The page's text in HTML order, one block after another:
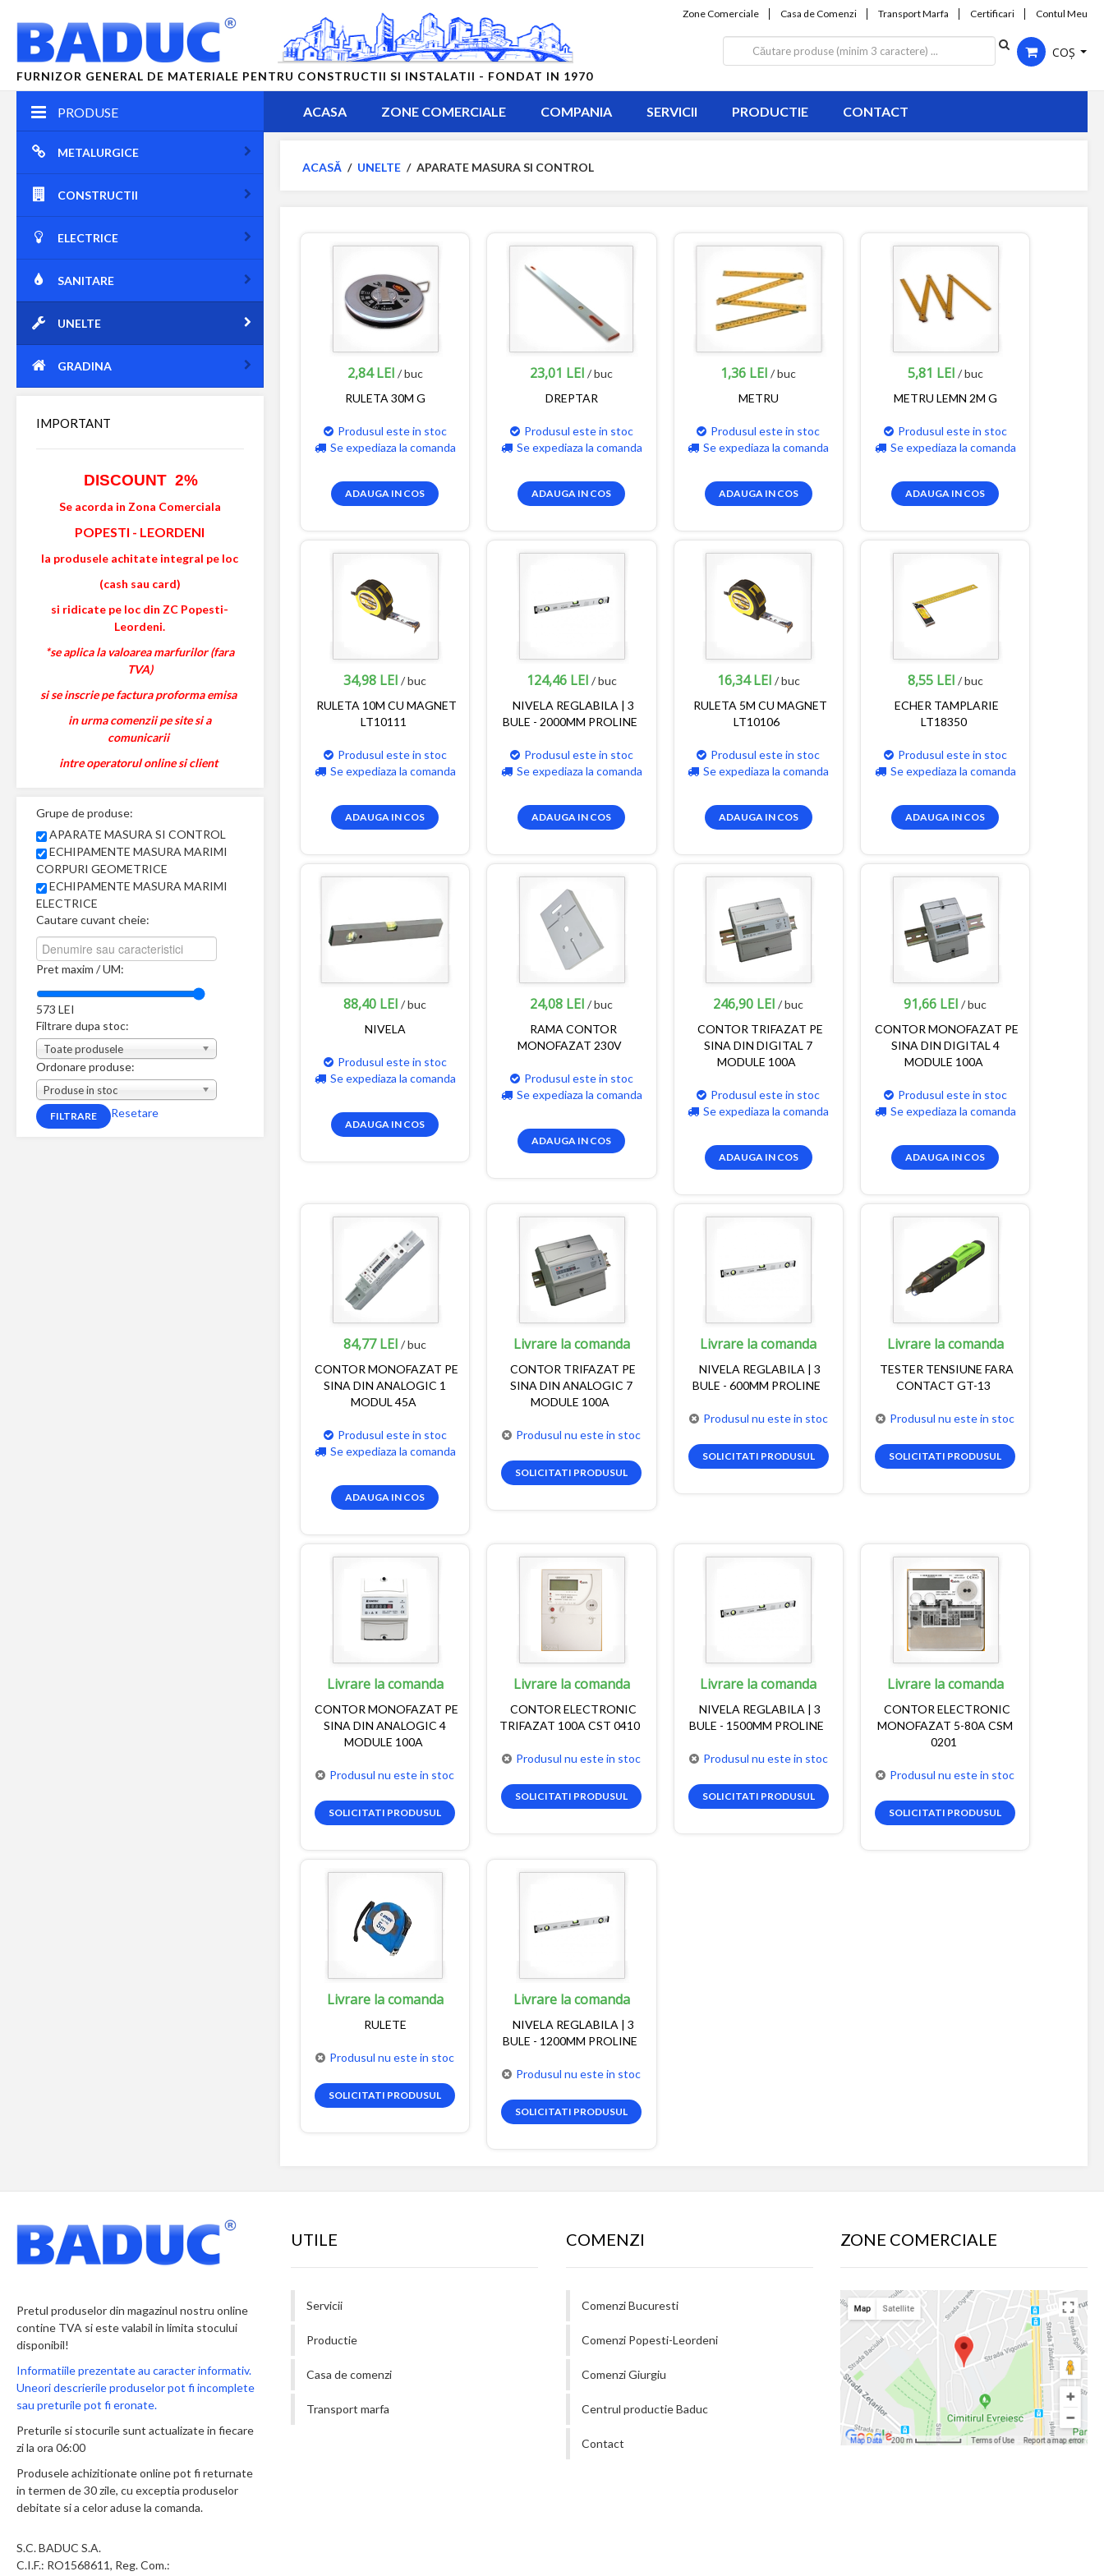
FURNIZOR GENERAL DE MATERIALE PENTRU CONSTRUCTII SI INSTALATII - FONDAT IN 1970
Zone Comerciale Casa de Comenzi Transport Marfa Certificari Contul Meu
COȘ
PRODUSE
METALURGICE
CONSTRUCTII
ELECTRICE
SANITARE
UNELTE
GRADINA
IMPORTANT
DISCOUNT 2%
Se acorda in Zona Comerciala
POPESTI - LEORDENI
la produsele achitate integral pe loc
(cash sau card)
si ridicate pe loc din ZC Popesti-
Leordeni.
*se aplica la valoarea marfurilor (fara
TVA)
si se inscrie pe factura proforma emisa
in urma comenzii pe site si a
comunicarii
intre operatorul online si client
Grupe de produse:
APARATE MASURA SI CONTROL
ECHIPAMENTE MASURA MARIMI
CORPURI GEOMETRICE
ECHIPAMENTE MASURA MARIMI
ELECTRICE
Cautare cuvant cheie:
Pret maxim / UM:
573 LEI
Filtrare dupa stoc:
Toate produsele
Ordonare produse:
Produse in stoc
Resetare
ACASA ZONE COMERCIALE COMPANIA SERVICII PRODUCTIE CONTACT
ACASĂ / UNELTE / APARATE MASURA SI CONTROL
2,84 LEI / buc
RULETA 30M G
Produsul este in stoc
Se expediaza la comanda
ADAUGA IN COS
23,01 LEI / buc
DREPTAR
Produsul este in stoc
Se expediaza la comanda
ADAUGA IN COS
1,36 LEI / buc
METRU
Produsul este in stoc
Se expediaza la comanda
ADAUGA IN COS
5,81 LEI / buc
METRU LEMN 2M G
Produsul este in stoc
Se expediaza la comanda
ADAUGA IN COS
34,98 LEI / buc
RULETA 10M CU MAGNET
LT10111
Produsul este in stoc
Se expediaza la comanda
ADAUGA IN COS
124,46 LEI / buc
NIVELA REGLABILA | 3
BULE - 2000MM PROLINE
Produsul este in stoc
Se expediaza la comanda
ADAUGA IN COS
16,34 LEI / buc
RULETA 5M CU MAGNET
LT10106
Produsul este in stoc
Se expediaza la comanda
ADAUGA IN COS
8,55 LEI / buc
ECHER TAMPLARIE
LT18350
Produsul este in stoc
Se expediaza la comanda
ADAUGA IN COS
88,40 LEI / buc
NIVELA
Produsul este in stoc
Se expediaza la comanda
ADAUGA IN COS
24,08 LEI / buc
RAMA CONTOR
MONOFAZAT 230V
Produsul este in stoc
Se expediaza la comanda
ADAUGA IN COS
246,90 LEI / buc
CONTOR TRIFAZAT PE
SINA DIN DIGITAL 7
MODULE 100A
Produsul este in stoc
Se expediaza la comanda
ADAUGA IN COS
91,66 LEI / buc
CONTOR MONOFAZAT PE
SINA DIN DIGITAL 4
MODULE 100A
Produsul este in stoc
Se expediaza la comanda
ADAUGA IN COS
84,77 LEI / buc
CONTOR MONOFAZAT PE
SINA DIN ANALOGIC 1
MODUL 45A
Produsul este in stoc
Se expediaza la comanda
ADAUGA IN COS
Livrare la comanda
CONTOR TRIFAZAT PE
SINA DIN ANALOGIC 7
MODULE 100A
Produsul nu este in stoc
SOLICITATI PRODUSUL
Livrare la comanda
NIVELA REGLABILA | 3
BULE - 600MM PROLINE
Produsul nu este in stoc
SOLICITATI PRODUSUL
Livrare la comanda
TESTER TENSIUNE FARA
CONTACT GT-13
Produsul nu este in stoc
SOLICITATI PRODUSUL
Livrare la comanda
CONTOR MONOFAZAT PE
SINA DIN ANALOGIC 4
MODULE 100A
Produsul nu este in stoc
SOLICITATI PRODUSUL
Livrare la comanda
CONTOR ELECTRONIC
TRIFAZAT 100A CST 0410
Produsul nu este in stoc
SOLICITATI PRODUSUL
Livrare la comanda
NIVELA REGLABILA | 3
BULE - 1500MM PROLINE
Produsul nu este in stoc
SOLICITATI PRODUSUL
Livrare la comanda
CONTOR ELECTRONIC
MONOFAZAT 5-80A CSM
0201
Produsul nu este in stoc
SOLICITATI PRODUSUL
Livrare la comanda
RULETE
Produsul nu este in stoc
SOLICITATI PRODUSUL
Livrare la comanda
NIVELA REGLABILA | 3
BULE - 1200MM PROLINE
Produsul nu este in stoc
SOLICITATI PRODUSUL
Pretul produselor din magazinul nostru online
contine TVA si este valabil in limita stocului
disponibil!
Informatiile prezentate au caracter informativ.
Uneori descrierile produselor pot fi incomplete
sau preturile pot fi eronate.
Preturile si stocurile sunt actualizate in fiecare
zi la ora 06:00
Produsele achizitionate online pot fi returnate
in termen de 30 zile, cu exceptia produselor
debitate si a celor aduse la comanda.
S.C. BADUC S.A.
C.I.F.: RO1568611, Reg. Com.:
UTILE
Servicii
Productie
Casa de comenzi
Transport marfa
COMENZI
Comenzi Bucuresti
Comenzi Popesti-Leordeni
Comenzi Giurgiu
Centrul productie Baduc
Contact
ZONE COMERCIALE